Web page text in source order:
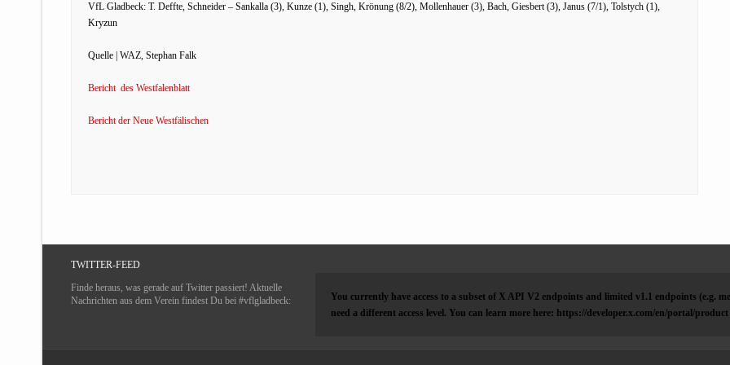
VfL Gladbeck: T. Deffte, Schneider – Sankalla (3), Kunze (1), Singh, Krönung (8/2), Mollenhauer (3), Bach, Giesbert (3), Janus (7/1), Tolstych (1),
Kryzun
Quelle | WAZ, Stephan Falk
Bericht des Westfalenblatt
Bericht der Neue Westfälischen
TWITTER-FEED
Finde heraus, was gerade auf Twitter passiert! Aktuelle
Nachrichten aus dem Verein findest Du bei #vflgladbeck:
You currently have access to a subset of X API V2 endpoints and limited v1.1 endpoints (e.g.
need a different access level. You can learn more here: https://developer.x.com/en/portal/product